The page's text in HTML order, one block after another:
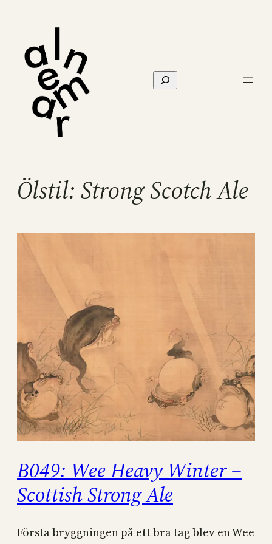
innehåll
Sök
Ölstil: Strong Scotch Ale
B049: Wee Heavy Winter –
Scottish Strong Ale
Första bryggningen på ett bra tag blev en Wee